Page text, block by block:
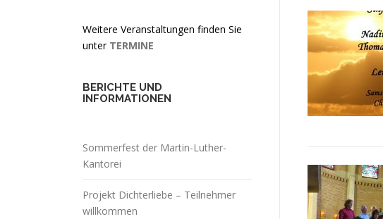
Weitere Veranstaltungen finden Sie
unter TERMINE
BERICHTE UND
INFORMATIONEN
Sommerfest der Martin-Luther-
Kantorei
Projekt Dichterliebe – Teilnehmer
willkommen